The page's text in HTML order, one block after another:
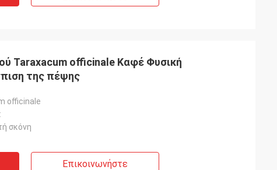
Taraxacum officinale Καφέ Φυσική
της πέψης
officinale
σκόνη
Επικοινωνήστε